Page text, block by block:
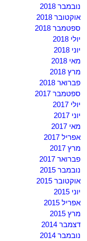
נובמבר 2018
אוקטובר 2018
ספטמבר 2018
יולי 2018
יוני 2018
מאי 2018
מרץ 2018
פברואר 2018
ספטמבר 2017
יולי 2017
יוני 2017
מאי 2017
אפריל 2017
מרץ 2017
פברואר 2017
נובמבר 2015
אוקטובר 2015
יוני 2015
אפריל 2015
מרץ 2015
דצמבר 2014
נובמבר 2014